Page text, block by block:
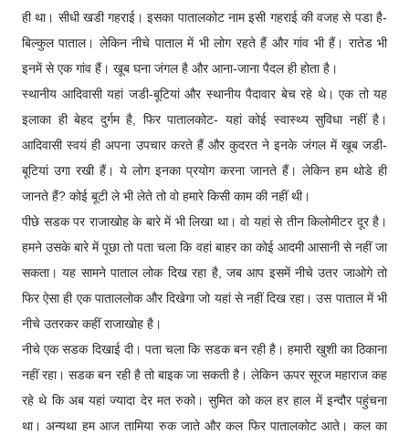
ही था। सीधी खडी गहराई। इसका पातालकोट नाम इसी गहराई की वजह से पडा है-
बिल्कुल पाताल। लेकिन नीचे पाताल में भी लोग रहते हैं और गांव भी हैं। रातेड भी
इनमें से एक गांव हैं। खूब घना जंगल है और आना-जाना पैदल ही होता है।
स्थानीय आदिवासी यहां जडी-बूटियां और स्थानीय पैदावार बेच रहे थे। एक तो यह
इलाका ही बेहद दुर्गम है, फिर पातालकोट- यहां कोई स्वास्थ्य सुविधा नहीं है।
आदिवासी स्वयं ही अपना उपचार करते हैं और कुदरत ने इनके जंगल में खूब जडी-
बूटियां उगा रखी हैं। ये लोग इनका प्रयोग करना जानते हैं। लेकिन हम थोडे ही
जानते हैं? कोई बूटी ले भी लेते तो वो हमारे किसी काम की नहीं थी।
पीछे सडक पर राजाखोह के बारे में भी लिखा था। वो यहां से तीन किलोमीटर दूर है।
हमने उसके बारे में पूछा तो पता चला कि वहां बाहर का कोई आदमी आसानी से नहीं जा
सकता। यह सामने पाताल लोक दिख रहा है, जब आप इसमें नीचे उतर जाओगे तो
फिर ऐसा ही एक पाताललोक और दिखेगा जो यहां से नहीं दिख रहा। उस पाताल में भी
नीचे उतरकर कहीं राजाखोह है।
नीचे एक सडक दिखाई दी। पता चला कि सडक बन रही है। हमारी खुशी का ठिकाना
नहीं रहा। सडक बन रही है तो बाइक जा सकती है। लेकिन ऊपर सूरज महाराज कह
रहे थे कि अब यहां ज्यादा देर मत रुको। सुमित को कल हर हाल में इन्दौर पहुंचना
था। अन्यथा हम आज तामिया रुक जाते और कल फिर पातालकोट आते। कल का